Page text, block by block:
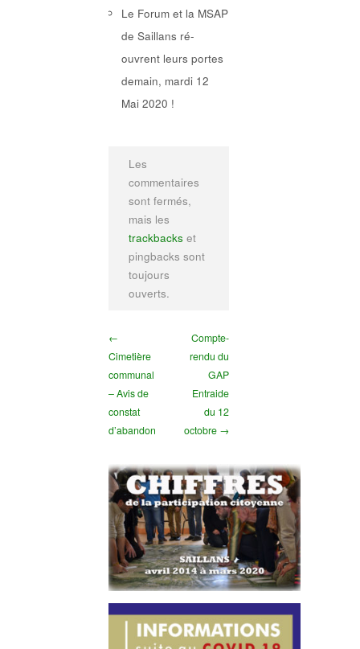
Le Forum et la MSAP
de Saillans ré-
ouvrent leurs portes
demain, mardi 12
Mai 2020 !
Les
commentaires
sont fermés,
mais les
trackbacks et
pingbacks sont
toujours
ouverts.
←
Cimetière
communal
– Avis de
constat
d’abandon
Compte-
rendu du
GAP
Entraide
du 12
octobre →